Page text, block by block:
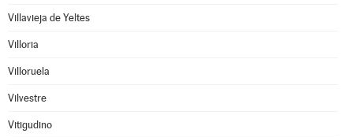
Villavieja de Yeltes
Villoria
Villoruela
Vilvestre
Vitigudino